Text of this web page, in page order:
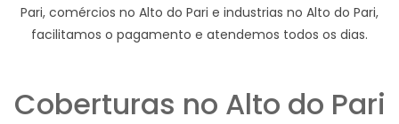
Pari, comércios no Alto do Pari e industrias no Alto do Pari,
facilitamos o pagamento e atendemos todos os dias.
Coberturas no Alto do Pari